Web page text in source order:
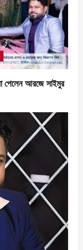
পেলেন আরজে সাইমুর